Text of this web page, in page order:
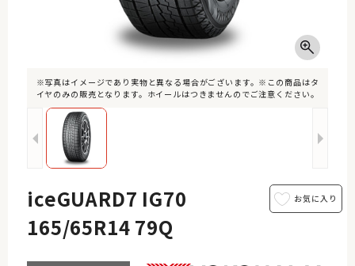
※写真はイメージであり実物と異なる場合がございます。※この商品はタ
イヤのみの販売となります。ホイールはつきませんのでご注意ください。
iceGUARD7 IG70
165/65R14 79Q